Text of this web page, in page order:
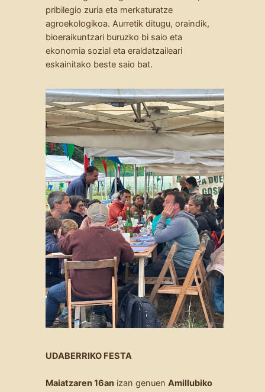
pribilegio zuria eta merkaturatze
agroekologikoa. Aurretik ditugu, oraindik,
bioeraikuntzari buruzko bi saio eta
ekonomia sozial eta eraldatzaileari
eskainitako beste saio bat.
UDABERRIKO FESTA
Maiatzaren 16anizan genuen Amillubiko